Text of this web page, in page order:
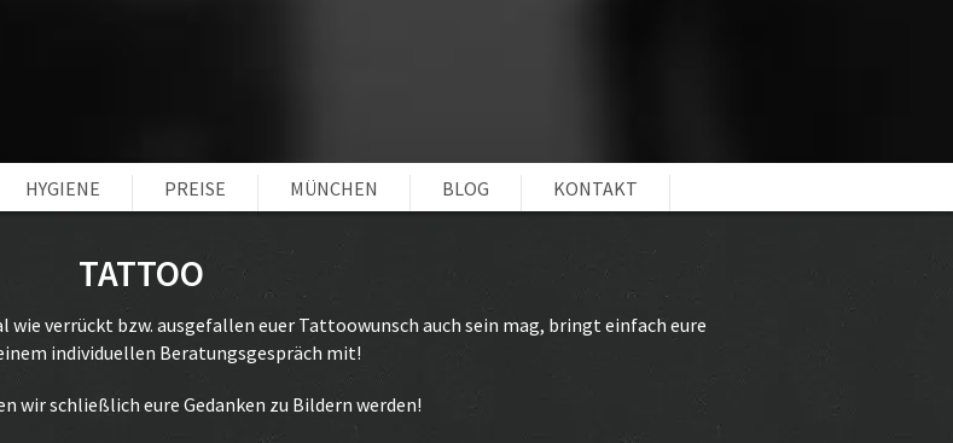
HYGIENE PREISE MÜNCHEN BLOG KONTAKT
TATTOO
verrückt bzw. ausgefallen euer Tattoowunsch auch sein mag, bringt einfach eure
individuellen Beratungsgespräch mit!
wir schließlich eure Gedanken zu Bildern werden!